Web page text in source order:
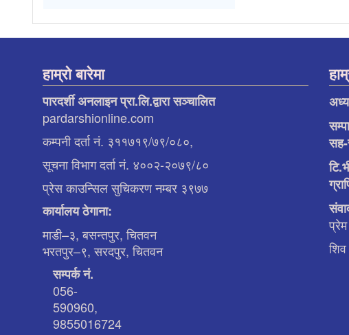
हाम्रो बारेमा
पारदर्शी अनलाइन प्रा.लि.द्वारा सञ्चालित
pardarshionline.com
कम्पनी दर्ता नं. ३११७१९/७९/०८०,
सूचना विभाग दर्ता नं. ४००२-२०७९/८०
प्रेस काउन्सिल सुचिकरण नम्बर ३९७७
कार्यालय ठेगाना:
माडी–३, बसन्तपुर, चितवन
भरतपुर–९, सरदपुर, चितवन
सम्पर्क नं.
056-
590960,
9855016724
सह-
शिव